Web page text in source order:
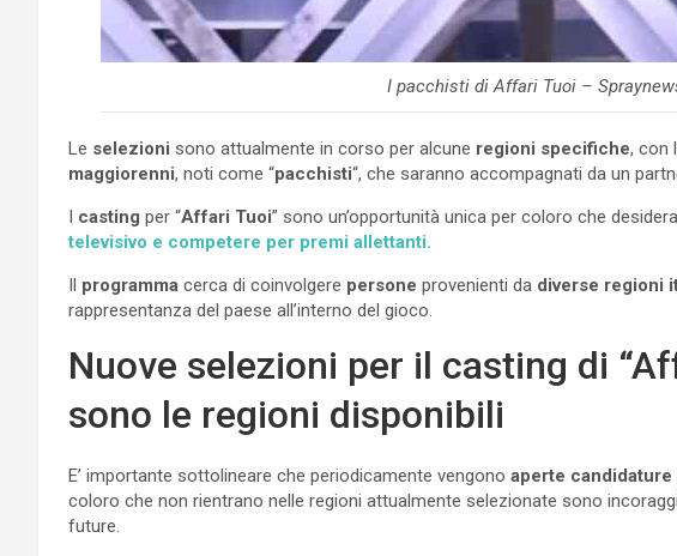
I pacchisti di Affari Tuoi –
Le selezioni sono attualmente in corso per alcune regioni specifiche, con
maggiorenni, noti come “pacchisti“, che saranno accompagnati da un
I casting per “Affari Tuoi” sono un’opportunità unica per coloro che
televisivo e competere per premi allettanti.
Il programma cerca di coinvolgere persone provenienti da diverse regioni
rappresentanza del paese all’interno del gioco.
Nuove selezioni per il casting di
sono le regioni disponibili
E’ importante sottolineare che periodicamente vengono aperte candidature
coloro che non rientrano nelle regioni attualmente selezionate sono
future.